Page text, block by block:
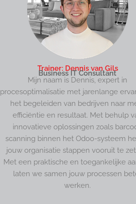
Trainer: Dennis van Gils
Business IT Consultant
Mijn naam is Dennis, expert in
procesoptimalisatie met jarenlange
het begeleiden van bedrijven naar
efficiëntie en resultaat. Met behulp
innovatieve oplossingen zoals
scanning binnen het Odoo-systeem
jouw organisatie stappen vooruit te
Met een praktische en toegankelijke
laten we samen jouw processen
werken.